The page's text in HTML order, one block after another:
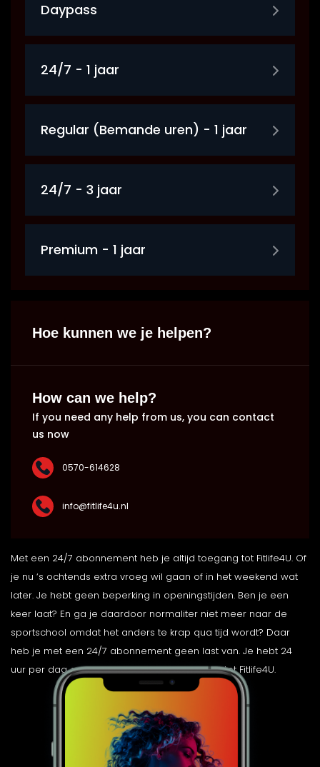
Daypass
24/7 - 1 jaar
Regular (Bemande uren) - 1 jaar
24/7 - 3 jaar
Premium - 1 jaar
Hoe kunnen we je helpen?
How can we help?
If you need any help from us, you can contact
us now
0570-614628
info@fitlife4u.nl
Met een 24/7 abonnement heb je altijd toegang tot Fitlife4U. Of
je nu ‘s ochtends extra vroeg wil gaan of in het weekend wat
later. Je hebt geen beperking in openingstijden. Ben je een
keer laat? En ga je daardoor normaliter niet meer naar de
sportschool omdat het anders te krap qua tijd wordt? Daar
heb je met een 24/7 abonnement geen last van. Je hebt 24
uur per dag en 365 dagen per jaar toegang tot Fitlife4U.